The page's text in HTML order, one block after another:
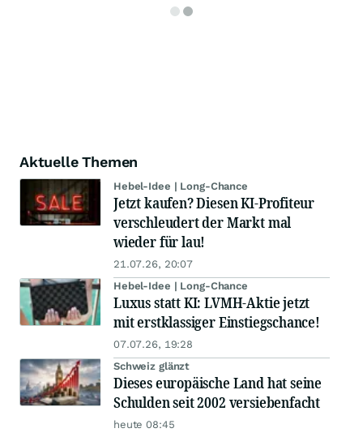
Aktuelle Themen
Hebel-Idee | Long-Chance
Jetzt kaufen? Diesen KI-Profiteur
verschleudert der Markt mal
wieder für lau!
21.07.26, 20:07
Hebel-Idee | Long-Chance
Luxus statt KI: LVMH-Aktie jetzt
mit erstklassiger Einstiegschance!
07.07.26, 19:28
Schweiz glänzt
Dieses europäische Land hat seine
Schulden seit 2002 versiebenfacht
heute 08:45